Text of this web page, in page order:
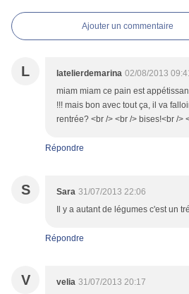
Ajouter un commentaire
L latelierdemarina 02/08/2013
miam miam ce pain est
!!! mais bon avec tout ça, il va
rentrée? <br /> <br /> bises!<br />
Répondre
S Sara 31/07/2013 22:06
Il y a autant de légumes c'est un
Répondre
V velia 31/07/2013 20:17